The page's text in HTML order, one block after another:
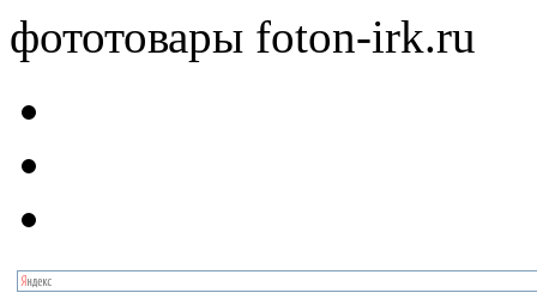
фототовары foton-irk.ru